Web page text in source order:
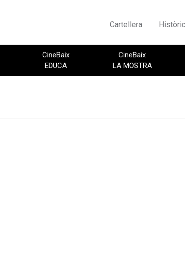
Cartellera Històric
CineBaix
EDUCA
CineBaix
LA MOSTRA